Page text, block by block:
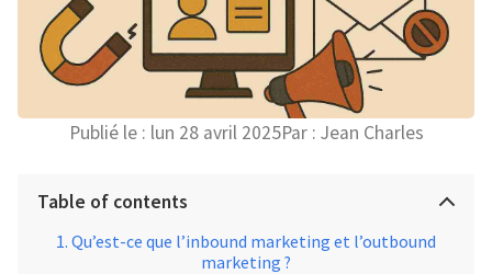
Publié le : lun 28 avril 2025Par : Jean Charles
Table of contents
Qu’est-ce que l’inbound marketing et l’outbound
marketing ?